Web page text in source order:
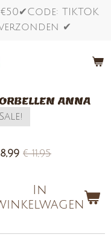
TIKTOK
verzonden ✔
ANNA
Sale!
€ 11,95
In